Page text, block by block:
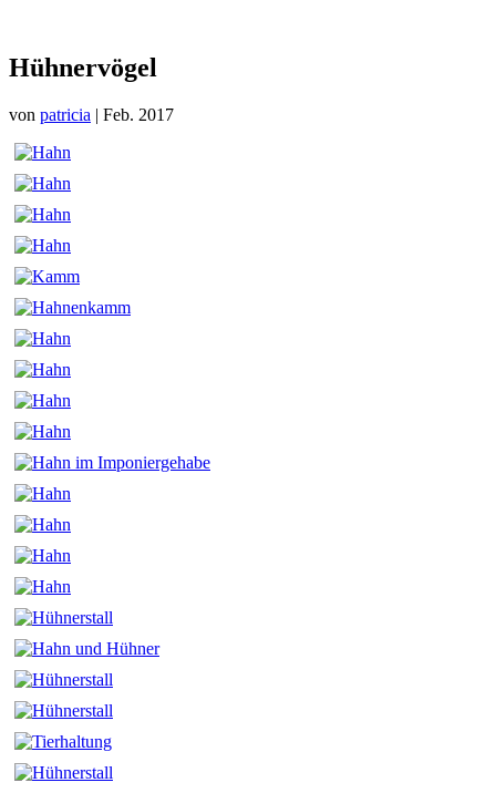
Hühnervögel
von patricia | Feb. 2017